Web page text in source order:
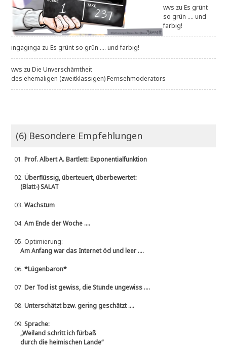
wvs zuEs grünt
so grün .... und
farbig!
ingaginga zuEs grünt so grün .... und farbig!
wvs zuDie Unverschämtheit
des ehemaligen (zweitklassigen) Fernsehmoderators
(6) Besondere Empfehlungen
01.Prof. Albert A. Bartlett: Exponentialfunktion
02.Überflüssig, überteuert, überbewertet:
(Blatt-) SALAT
03.Wachstum
04.Am Ende der Woche ....
05. Optimierung:
Am Anfang war das Internet öd und leer ....
06.*Lügenbaron*
07.Der Tod ist gewiss, die Stunde ungewiss ....
08.Unterschätzt bzw. gering geschätzt ....
09.Sprache:
„Weiland schritt ich fürbaß
durch die heimischen Lande“